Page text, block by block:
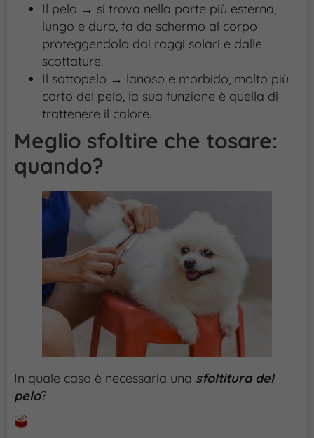
Il pelo → si trova nella parte più esterna,
lungo e duro, fa da schermo al corpo
proteggendolo dai raggi solari e dalle
scottature.
Il sottopelo → lanoso e morbido, molto più
corto del pelo, la sua funzione è quella di
trattenere il calore.
Meglio sfoltire che tosare:
quando?
In quale caso è necessaria una sfoltitura del
pelo?